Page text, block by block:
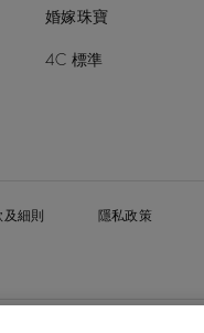
婚嫁珠寶
4C 標準
及細則 隱私政策